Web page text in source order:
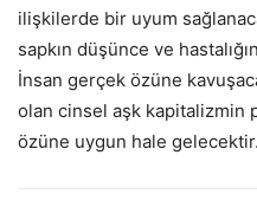
ilişkilerde bir uyum
sapkın düşünce ve
İnsan gerçek özüne
olan cinsel aşk kapitalizmin
özüne uygun hale gelecektir.